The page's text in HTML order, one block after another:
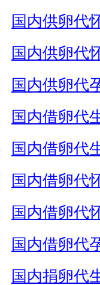
国内供卵代
国内供卵代
国内供卵代
国内借卵代
国内借卵代
国内借卵代
国内借卵代
国内借卵代
国内捐卵代